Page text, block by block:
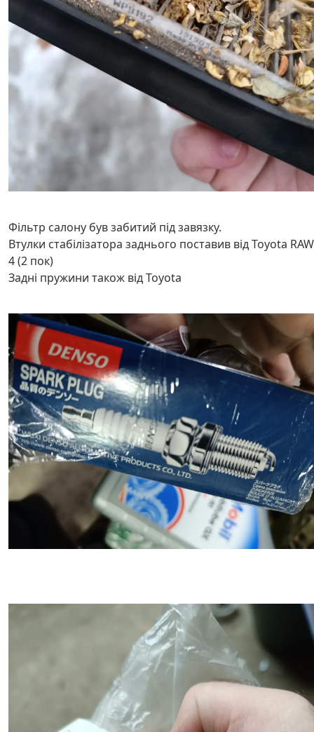
Фільтр салону був забитий під завязку.
Втулки стабілізатора заднього поставив від Toyota RAW
4 (2 пок)
Задні пружини також від Toyota